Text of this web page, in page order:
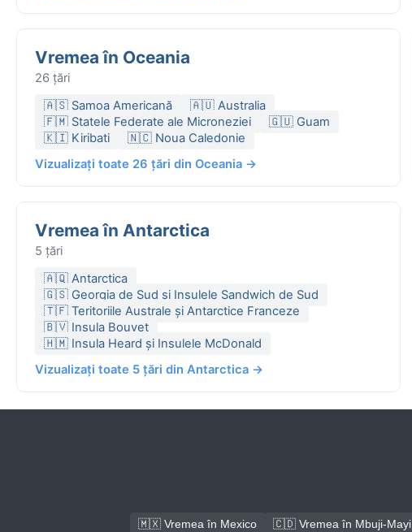
Vremea în Oceania
26 țări
🇦🇸 Samoa Americană
🇦🇺 Australia
🇫🇲 Statele Federate ale Microneziei
🇬🇺 Guam
🇰🇮 Kiribati
🇳🇨 Noua Caledonie
Vizualizați toate 26 țări din Oceania →
Vremea în Antarctica
5 țări
🇦🇶 Antarctica
🇬🇸 Georgia de Sud și Insulele Sandwich de Sud
🇹🇫 Teritoriile Australe și Antarctice Franceze
🇧🇻 Insula Bouvet
🇭🇲 Insula Heard și Insulele McDonald
Vizualizați toate 5 țări din Antarctica →
🇲🇽 Vremea în Mexico 🇨🇩 Vremea în Mbuji-Mayi